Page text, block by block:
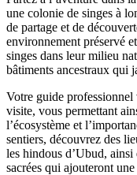
une colonie de singes à
de partage et de
environnement préservé
singes dans leur milieu
bâtiments ancestraux qui
Votre guide professionnel
visite, vous permettant
l’écosystème et
sentiers, découvrez des
les hindous d’Ubud, ainsi
sacrées qui ajouteront